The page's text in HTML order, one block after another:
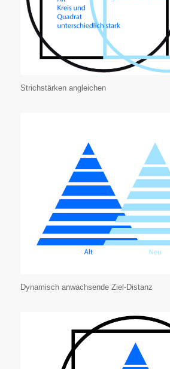
Strichstärken angleichen
Dynamisch anwachsende Ziel-Distanz